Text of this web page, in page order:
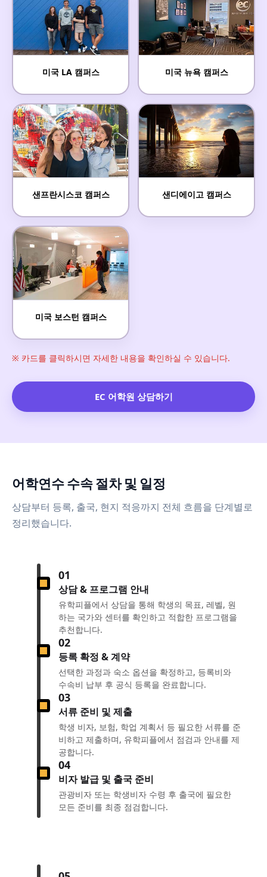
미국 LA 캠퍼스 미국 뉴욕 캠퍼스
샌프란시스코 캠퍼스 샌디에이고 캠퍼스
미국 보스턴 캠퍼스
※ 카드를 클릭하시면 자세한 내용을 확인하실 수 있습니다.
EC 어학원 상담하기
어학연수 수속 절차 및 일정
상담부터 등록, 출국, 현지 적응까지 전체 흐름을 단계별로
정리했습니다.
01
상담 & 프로그램 안내
유학피플에서 상담을 통해 학생의 목표, 레벨, 원
하는 국가와 센터를 확인하고 적합한 프로그램을
추천합니다.
02
등록 확정 & 계약
선택한 과정과 숙소 옵션을 확정하고, 등록비와
수속비 납부 후 공식 등록을 완료합니다.
03
서류 준비 및 제출
학생 비자, 보험, 학업 계획서 등 필요한 서류를 준
비하고 제출하며, 유학피플에서 점검과 안내를 제
공합니다.
04
비자 발급 및 출국 준비
관광비자 또는 학생비자 수령 후 출국에 필요한
모든 준비를 최종 점검합니다.